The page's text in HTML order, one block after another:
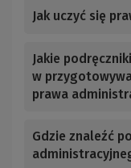
Jak uczyć się
Jakie
w
prawa
Gdzie znaleźć